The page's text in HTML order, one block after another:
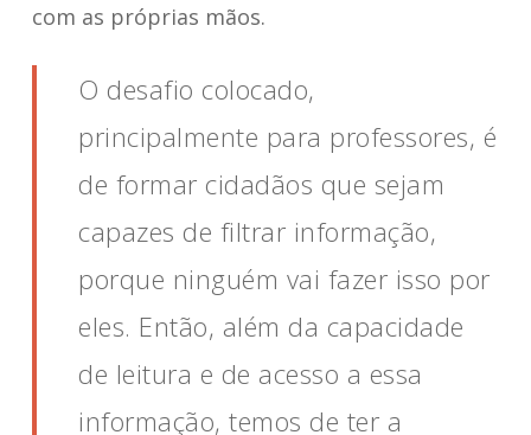
com as próprias mãos.
O desafio colocado,
principalmente para professores, é
de formar cidadãos que sejam
capazes de filtrar informação,
porque ninguém vai fazer isso por
eles. Então, além da capacidade
de leitura e de acesso a essa
informação, temos de ter a